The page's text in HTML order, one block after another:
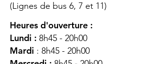
(Lignes de bus 6, 7 et 11)
Heures d'ouverture :
Lundi : 8h45 - 20h00
Mardi : 8h45 - 20h00